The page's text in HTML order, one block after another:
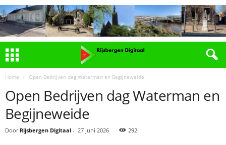
Home Open Bedrijven dag Waterman en Begijneweide
Open Bedrijven dag Waterman en
Begijneweide
Door Rijsbergen Digitaal - 27 juni 2026 292